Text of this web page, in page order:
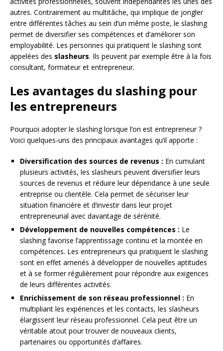
autres. Contrairement au multitâche, qui implique de jongler
entre différentes tâches au sein d’un même poste, le slashing
permet de diversifier ses compétences et d’améliorer son
employabilité. Les personnes qui pratiquent le slashing sont
appelées des slasheurs. Ils peuvent par exemple être à la fois
consultant, formateur et entrepreneur.
Les avantages du slashing pour
les entrepreneurs
Pourquoi adopter le slashing lorsque l’on est entrepreneur ?
Voici quelques-uns des principaux avantages qu’il apporte :
Diversification des sources de revenus : En cumulant
plusieurs activités, les slasheurs peuvent diversifier leurs
sources de revenus et réduire leur dépendance à une seule
entreprise ou clientèle. Cela permet de sécuriser leur
situation financière et d’investir dans leur projet
entrepreneurial avec davantage de sérénité.
Développement de nouvelles compétences : Le
slashing favorise l’apprentissage continu et la montée en
compétences. Les entrepreneurs qui pratiquent le slashing
sont en effet amenés à développer de nouvelles aptitudes
et à se former régulièrement pour répondre aux exigences
de leurs différentes activités.
Enrichissement de son réseau professionnel : En
multipliant les expériences et les contacts, les slasheurs
élargissent leur réseau professionnel. Cela peut être un
véritable atout pour trouver de nouveaux clients,
partenaires ou opportunités d’affaires.